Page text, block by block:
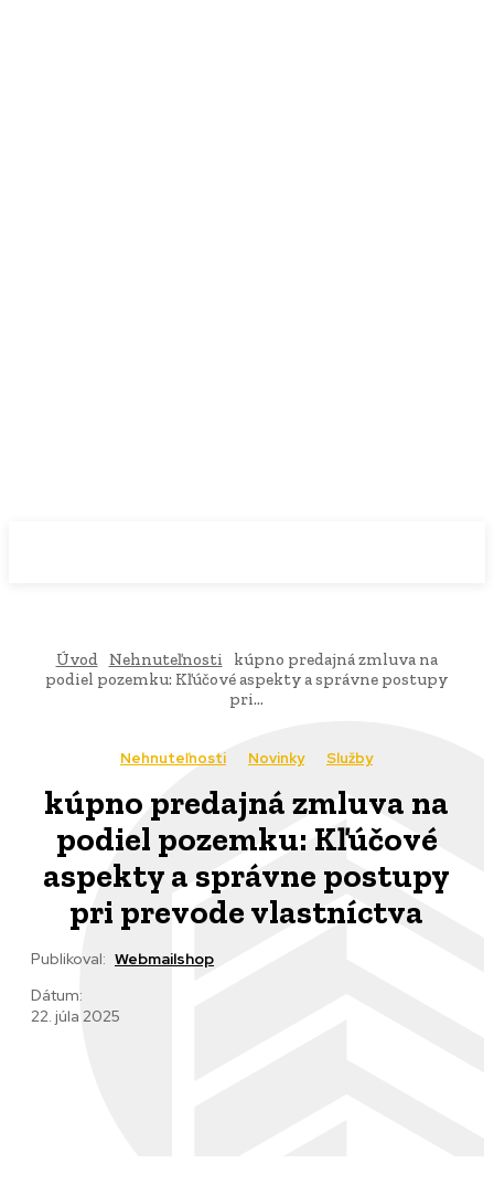
Úvod Nehnuteľnosti
kúpno predajná zmluva na
podiel pozemku: Kľúčové aspekty a správne postupy
pri...
Nehnuteľnosti Novinky Služby
kúpno predajná zmluva na
podiel pozemku: Kľúčové
aspekty a správne postupy
pri prevode vlastníctva
Publikoval: Webmailshop
Dátum:
22. júla 2025